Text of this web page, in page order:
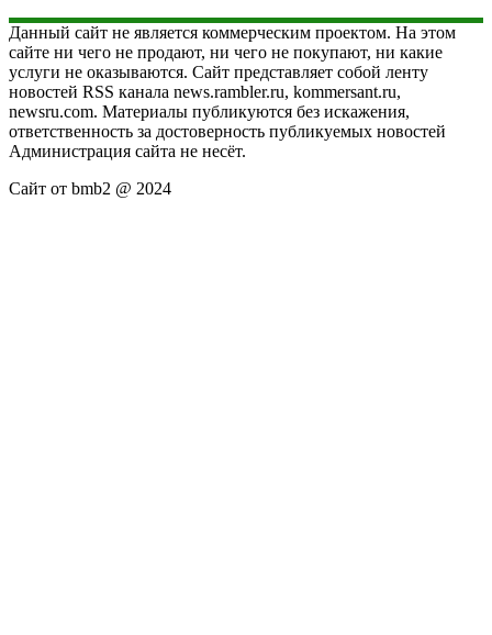
Данный сайт не является коммерческим проектом. На этом
сайте ни чего не продают, ни чего не покупают, ни какие
услуги не оказываются. Сайт представляет собой ленту
новостей RSS канала news.rambler.ru, kommersant.ru,
newsru.com. Материалы публикуются без искажения,
ответственность за достоверность публикуемых новостей
Администрация сайта не несёт.
Сайт от bmb2 @ 2024